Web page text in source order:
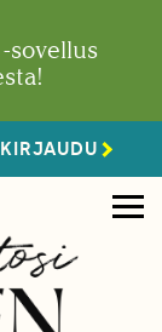
sovellus
KIRJAUDU